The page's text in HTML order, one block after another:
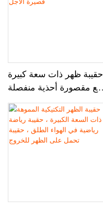
حقيبة ظهر ذات سعة كبيرة
مع مقصورة أحذية منفصلة
للسفر لمسافات طويلة
ورحلات تجارية قصيرة
الأجل